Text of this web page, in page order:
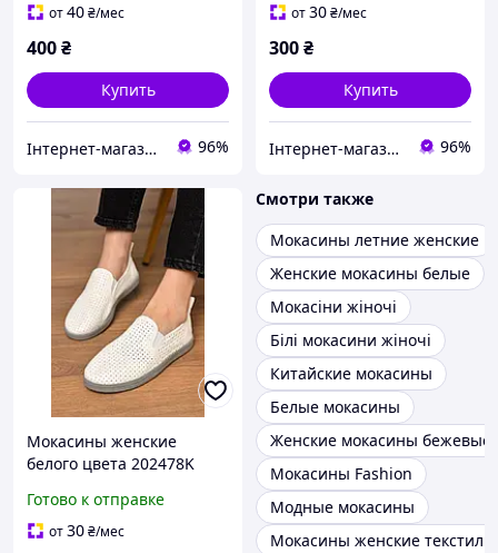
от40₴/мес
400₴
Купить
Інтернет-магазин 100500 96%
от30₴/мес
300₴
Купить
Інтернет-магазин 100500 96%
Мокасины женские
белого цвета 202478K
Готово к отправке
от30₴/мес
Смотри также
Мокасины летние женские
Женские мокасины белые
Мокасіни жіночі
Білі мокасини жіночі
Китайские мокасины
Белые мокасины
Женские мокасины бежевые
Мокасины Fashion
Модные мокасины
Мокасины женские